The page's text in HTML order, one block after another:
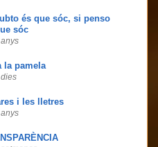
és que sóc, si penso
sóc
la pamela
i les lletres